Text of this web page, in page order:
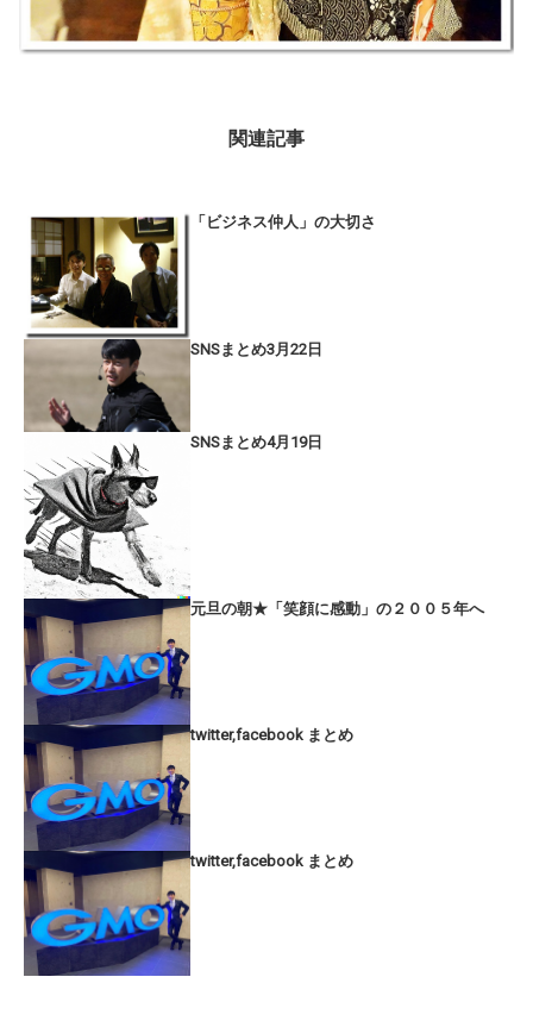
関連記事
「ビジネス仲人」の大切さ
SNSまとめ3月22日
SNSまとめ4月19日
元旦の朝★「笑顔に感動」の２００５年へ
twitter,facebook まとめ
twitter,facebook まとめ